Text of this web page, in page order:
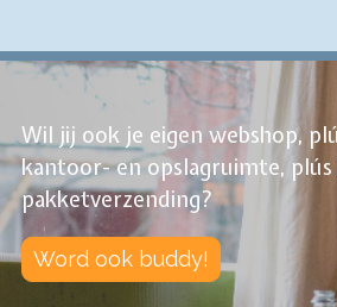
Wil jij ook je eigen webshop,
kantoor- en opslagruimte,
pakketverzending?
Word ook buddy!